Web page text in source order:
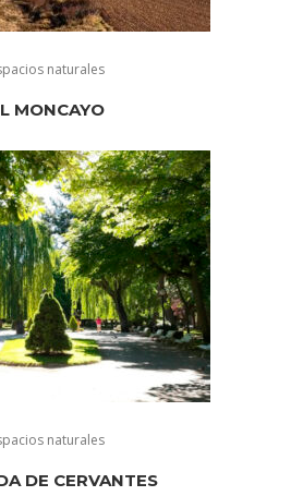
naturales
MONCAYO
naturales
DE CERVANTES